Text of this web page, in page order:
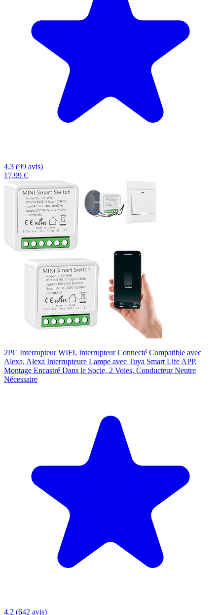
4.3 (99 avis)
17,99 €
2PC Interrupteur WIFI, Interrupteur Connecté Compatible avec
Alexa, Alexa Interrupteure Lampe avec Tuya Smart Life APP,
Montage Encastré Dans le Socle, 2 Voies, Conducteur Neutre
Nécessaire
4.2 (642 avis)